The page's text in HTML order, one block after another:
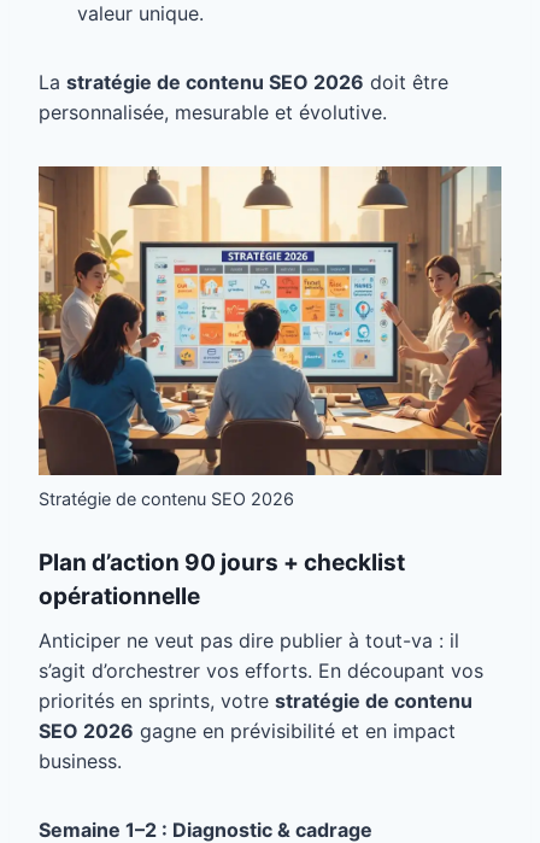
valeur unique.
La stratégie de contenu SEO 2026 doit être
personnalisée, mesurable et évolutive.
Stratégie de contenu SEO 2026
Plan d’action 90 jours + checklist
opérationnelle
Anticiper ne veut pas dire publier à tout-va : il
s’agit d’orchestrer vos efforts. En découpant vos
priorités en sprints, votre stratégie de contenu
SEO 2026 gagne en prévisibilité et en impact
business.
Semaine 1–2 : Diagnostic & cadrage